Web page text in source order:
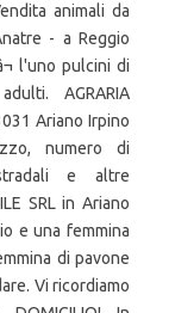
animali da
- a Reggio
l'uno pulcini di
AGRARIA
Ariano Irpino
numero di
e altre
SRL in Ariano
e una femmina
di pavone
Vi ricordiamo